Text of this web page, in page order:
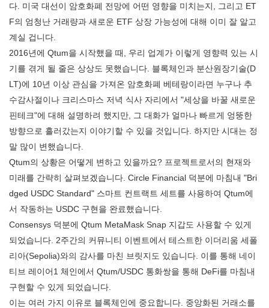
다. 미국 대선이 암호화폐 전망에 어떤 영향을 미치는지, 그리고 ET
F의 엄청난 거래량과 새로운 ETF 상장 가능성에 대해 이미 잘 알고
계실 겁니다.
2016년에 Qtum을 시작했을 때, 우리 업계가 이렇게 영향력 있는 시
기를 겪게 될 줄은 상상도 못했습니다. 블록체인과 분산원장기술(D
LT)에 10년 이상 관심을 가져온 암호화폐 베테랑이라면 누구나 추
수감사절이나 크리스마스 저녁 식사 자리에서 "세상을 바꿀 새로운
핀테크"에 대해 설명하려 했지만, 그 대화가 얼마나 빠르게 엉뚱한
방향으로 흘러갔는지 이야기할 수 있을 것입니다. 하지만 시대는 정
말 많이 변했습니다.
Qtum의 상황은 어떻게 변하고 있을까요? 프로젝트로서의 현재와
미래를 간략히 살펴보겠습니다. Circle Financial 덕분에 마침내 "Bri
dged USDC Standard" 스마트 컨트랙트 세트를 사용하여 Qtum에
서 작동하는 USDC 구현을 완료했습니다.
Consensys 덕분에 Qtum MetaMask Snap 지갑도 사용할 수 있게
되었습니다. 2주간의 커뮤니티 이벤트에서 테스트한 이더리움 세폴
리아(Sepolia)와의 감사를 마친 브릿지도 있습니다. 이를 통해 네이
티브 레이어1 체인에서 Qtum/USDC 통화쌍을 통해 DeFi를 마침내
구현할 수 있게 되었습니다.
이는 여러 가지 이유로 블록체인에 중요합니다. 중앙화된 거래소를